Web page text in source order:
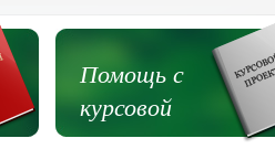
Помощь с
курсовой